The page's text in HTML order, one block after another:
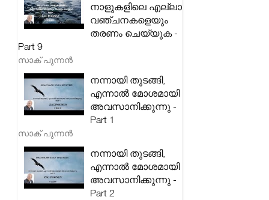
നാളുകളിലെ എല്ലാ
വഞ്ചനകളെയും
തരണം ചെയ്യുക -
Part 9
സാക് പുന്നൻ
നന്നായി തുടങ്ങി,
എന്നാൽ മോശമായി
അവസാനിക്കുന്നു -
Part 1
സാക് പുന്നൻ
നന്നായി തുടങ്ങി,
എന്നാൽ മോശമായി
അവസാനിക്കുന്നു -
Part 2